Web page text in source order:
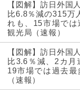
【図解】訪日外国
比6.8％減の315万
れも、15市場で
観光局（速報）
【図解】訪日外国
比3.6％減、2カ月
19市場では過去
（速報）